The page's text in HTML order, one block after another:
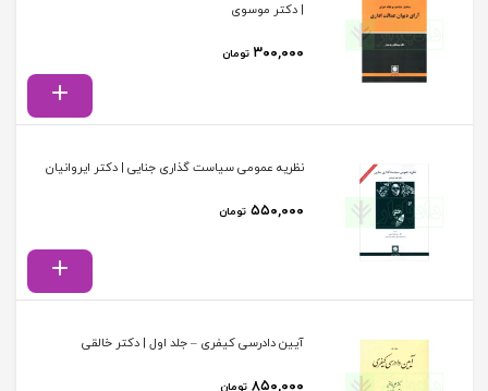
| دکتر موسوی
۳۰۰,۰۰۰ تومان
نظریه عمومی سیاست گذاری جنایی | دکتر ایروانیان
۵۵۰,۰۰۰ تومان
آیین دادرسی کیفری – جلد اول | دکتر خالقی
۸۵۰,۰۰۰ تومان